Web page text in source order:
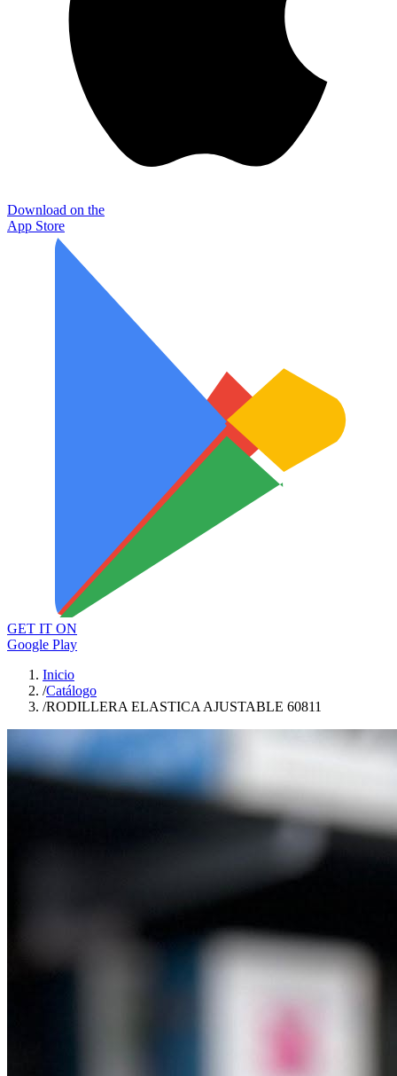
Download on the
App Store
GET IT ON
Google Play
Inicio
/Catálogo
/RODILLERA ELASTICA AJUSTABLE 60811